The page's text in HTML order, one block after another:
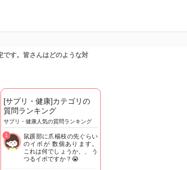
です。皆さんはどのような対
[サプリ・健康]カテゴリの
質問ランキング
サプリ・健康人気の質問ランキング
鼠蹊部に爪楊枝の先ぐらい
のイボが 数個あります。
これは何でしょうか、、 う
つるイボですか？😭
1